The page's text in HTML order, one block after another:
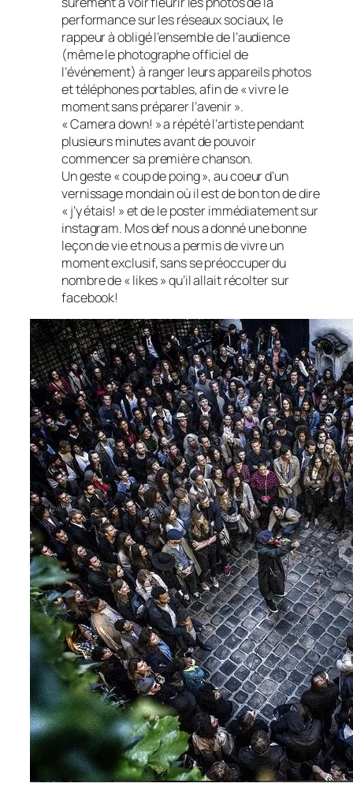
performance sur les réseaux sociaux, le
rappeur à obligé l’ensemble de l’audience
(même le photographe officiel de
l’événement) à ranger leurs appareils photos
et téléphones portables, afin de « vivre le
moment sans préparer l’avenir ».
« Camera down! » a répété l’artiste pendant
plusieurs minutes avant de pouvoir
commencer sa première chanson.
Un geste « coup de poing », au coeur d’un
vernissage mondain où il est de bon ton de dire
« j’y étais! » et de le poster immédiatement sur
instagram. Mos def nous a donné une bonne
leçon de vie et nous a permis de vivre un
moment exclusif, sans se préoccuper du
nombre de « likes » qu’il allait récolter sur
facebook!